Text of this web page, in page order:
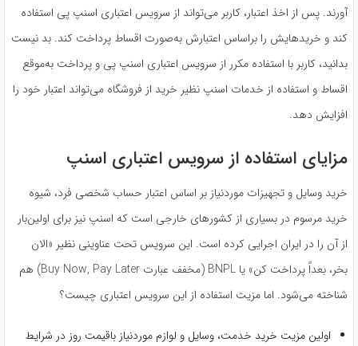
آورند. پس از اخذ اعتبار، کاربر می‌تواند از سرویس اعتباری اسنپ پی استفاده
کند و خریدهایش را براساس اعتبارش به‌صورت اقساط پرداخت کند. بد نیست
بدانید، کاربر با استفاده مکرر از سرویس اعتباری اسنپ ‌پی و پرداخت به‌موقع
اقساط و استفاده از خدمات اسنپ نظیر خرید از فروشگاه می‌تواند اعتبار خود را
افزایش دهد.
مزایای استفاده از سرویس اعتباری اسنپ
خرید وسایل و تجهیزات موردنیاز بر اساس اعتبار حساب شخصی فرد، شیوه
خرید مرسوم در بسیاری از کشورهای خارجی است که اسنپ نیز برای اولین‌بار
از آن را در ایران اجرایی کرده است. این سرویس تحت عناوینی نظیر «الان
بخر، بعداً پرداخت کن» یا BNPL (مخفف عبارت Buy Now, Pay Later) هم
شناخته می‌شود. اما مزیت استفاده از این سرویس اعتباری چیست؟
اولین مزیت خرید خدمت، وسایل و لوازم موردنیاز باقیمت روز در شرایط